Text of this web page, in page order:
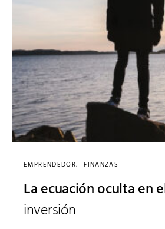
EMPRENDEDOR FINANZAS
La ecuación oculta en
inversión